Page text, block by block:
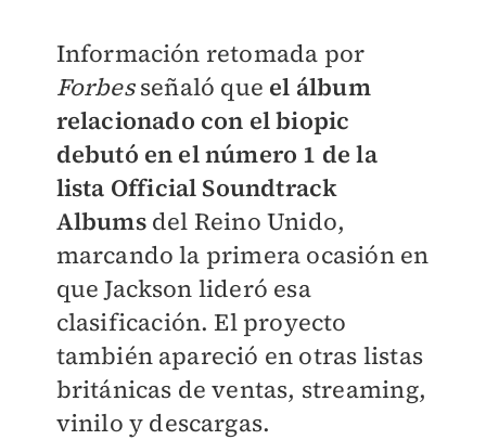
Información retomada por
Forbesseñaló que el álbum
relacionado con el biopic
debutó en el número 1 de la
lista Official Soundtrack
Albumsdel Reino Unido,
marcando la primera ocasión en
que Jackson lideró esa
clasificación. El proyecto
también apareció en otras listas
británicas de ventas, streaming,
vinilo y descargas.